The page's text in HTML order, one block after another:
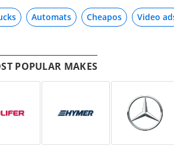
Automats Cheapos Video
POPULAR MAKES